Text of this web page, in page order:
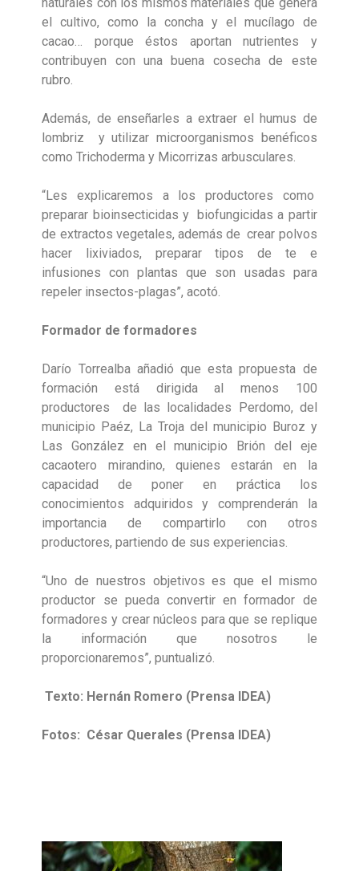
naturales con los mismos materiales que genera
el cultivo, como la concha y el mucílago de
cacao… porque éstos aportan nutrientes y
contribuyen con una buena cosecha de este
rubro.
Además, de enseñarles a extraer el humus de
lombriz y utilizar microorganismos benéficos
como Trichoderma y Micorrizas arbusculares.
“Les explicaremos a los productores como
preparar bioinsecticidas y biofungicidas a partir
de extractos vegetales, además de crear polvos
hacer lixiviados, preparar tipos de te e
infusiones con plantas que son usadas para
repeler insectos-plagas”, acotó.
Formador de formadores
Darío Torrealba añadió que esta propuesta de
formación está dirigida al menos 100
productores de las localidades Perdomo, del
municipio Paéz, La Troja del municipio Buroz y
Las González en el municipio Brión del eje
cacaotero mirandino, quienes estarán en la
capacidad de poner en práctica los
conocimientos adquiridos y comprenderán la
importancia de compartirlo con otros
productores, partiendo de sus experiencias.
“Uno de nuestros objetivos es que el mismo
productor se pueda convertir en formador de
formadores y crear núcleos para que se replique
la información que nosotros le
proporcionaremos”, puntualizó.
Texto: Hernán Romero (Prensa IDEA)
Fotos: César Querales (Prensa IDEA)